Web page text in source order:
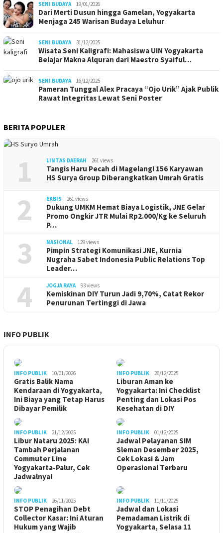
SENI BUDAYA 19/01/2026
Dari Merti Dusun hingga Gamelan, Yogyakarta
Menjaga 245 Warisan Budaya Leluhur
SENI BUDAYA 31/12/2025
Wisata Seni Kaligrafi: Mahasiswa UIN Yogyakarta
Belajar Makna Alquran dari Maestro Syaiful…
SENI BUDAYA 16/12/2025
Pameran Tunggal Alex Pracaya “Ojo Urik” Ajak Publik
Rawat Integritas Lewat Seni Poster
BERITA POPULER
1 LINTAS DAERAH 261 views
Tangis Haru Pecah di Magelang! 156 Karyawan
HS Surya Group Diberangkatkan Umrah Gratis
2 EKBIS 261 views
Dukung UMKM Hemat Biaya Logistik, JNE Gelar
Promo Ongkir JTR Mulai Rp2.000/Kg ke Seluruh
P…
3 NASIONAL 129 views
Pimpin Strategi Komunikasi JNE, Kurnia
Nugraha Sabet Indonesia Public Relations Top
Leader…
4 JOGJA RAYA 93 views
Kemiskinan DIY Turun Jadi 9,70%, Catat Rekor
Penurunan Tertinggi di Jawa
INFO PUBLIK
INFO PUBLIK 10/01/2026
Gratis Balik Nama
Kendaraan di Yogyakarta,
Ini Biaya yang Tetap Harus
Dibayar Pemilik
INFO PUBLIK 26/12/2025
Liburan Aman ke
Yogyakarta: Ini Checklist
Penting dan Lokasi Pos
Kesehatan di DIY
INFO PUBLIK 21/12/2025
Libur Nataru 2025: KAI
Tambah Perjalanan
Commuter Line
Yogyakarta-Palur, Cek
Jadwalnya!
INFO PUBLIK 01/12/2025
Jadwal Pelayanan SIM
Sleman Desember 2025,
Cek Lokasi & Jam
Operasional Terbaru
INFO PUBLIK 26/11/2025
STOP Penagihan Debt
Collector Kasar: Ini Aturan
Hukum yang Wajib
INFO PUBLIK 11/11/2025
Jadwal dan Lokasi
Pemadaman Listrik di
Yogyakarta, Selasa 11